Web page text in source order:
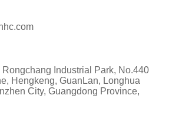
Industrial Park, No.440
Hengkeng, GuanLan, Longhua
City, Guangdong Province,